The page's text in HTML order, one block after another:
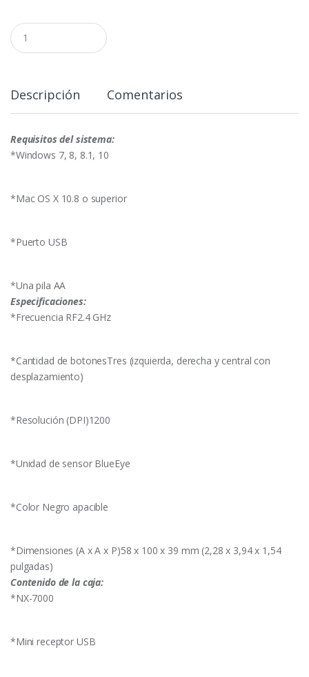
C
a
n
d
a
d
Descripción Comentarios
Requisitos del sistema:
*Windows 7, 8, 8.1, 10
*Mac OS X 10.8 o superior
*Puerto USB
*Una pila AA
Especificaciones:
*Frecuencia RF2.4 GHz
*Cantidad de botonesTres (izquierda, derecha y central con
desplazamiento)
*Resolución (DPI)1200
*Unidad de sensor BlueEye
*Color Negro apacible
*Dimensiones (A x A x P)58 x 100 x 39 mm (2,28 x 3,94 x 1,54
pulgadas)
Contenido de la caja:
*NX-7000
*Mini receptor USB